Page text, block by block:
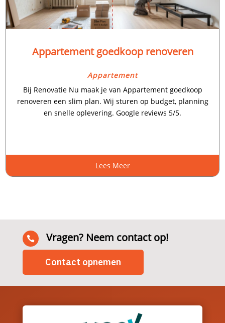
Appartement goedkoop renoveren
Appartement
Bij Renovatie Nu maak je van Appartement goedkoop
renoveren een slim plan.​ Wij sturen op budget, planning
en snelle oplevering.​ Google reviews 5/5.​
Lees Meer
 Vragen? Neem contact op!
Contact opnemen